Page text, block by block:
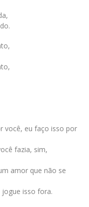
você, eu faço isso por
fazia, sim,
amor que não se
isso fora.